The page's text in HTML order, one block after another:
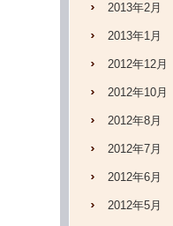
2013年2月
2013年1月
2012年12月
2012年10月
2012年8月
2012年7月
2012年6月
2012年5月